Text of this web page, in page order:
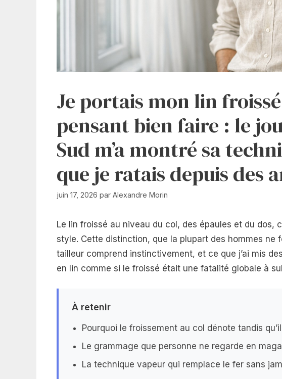
Je portais mon lin
pensant bien faire : le
Sud m’a montré sa
que je ratais depuis des
juin 17, 2026 par Alexandre Morin
Le lin froissé au niveau du col, des épaules et du dos,
style. Cette distinction, que la plupart des hommes ne
tailleur comprend instinctivement, et ce que j’ai mis
en lin comme si le froissé était une fatalité globale à
À retenir
Pourquoi le froissement au col dénote tandis
Le grammage que personne ne regarde en
La technique vapeur qui remplace le fer sans